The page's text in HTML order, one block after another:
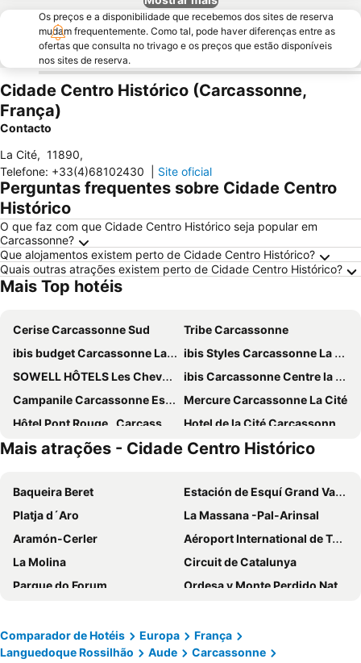
Os preços e a disponibilidade que recebemos dos sites de reserva
mudam frequentemente. Como tal, pode haver diferenças entre as
ofertas que consulta no trivago e os preços que estão disponíveis
nos sites de reserva.
Cidade Centro Histórico (Carcassonne,
França)
Contacto
La Cité, 11890,
Telefone: +33(4)68102430 Site oficial
Perguntas frequentes sobre Cidade Centro
Histórico
O que faz com que Cidade Centro Histórico seja popular em
Carcassonne?
Que alojamentos existem perto de Cidade Centro Histórico?
Quais outras atrações existem perto de Cidade Centro Histórico?
Mais Top hotéis
Cerise Carcassonne Sud
Tribe Carcassonne
ibis budget Carcassonne La Cité
ibis Styles Carcassonne La Cité
SOWELL HÔTELS Les Chevaliers
ibis Carcassonne Centre la Cité
Campanile Carcassonne Est - La Cité
Mercure Carcassonne La Cité
Hôtel Pont Rouge , Carcassonne
Hotel de la Cité Carcassonne - MGallery Collection
Premiere Classe Carcassonne
Brit Hotel Bosquet
Hôtel Le Donjon - Coeur de la Cité Médiévale
Hotel Du Pont Vieux
ibis budget Carcassonne Airport
B&B HOTEL Carcassonne Rocadest La Cité
La Maison de Jean by Maison Bacou
Au Royal Hotel
Hotel Espace Cite
Hotel De La Bastide
Hotel Astoria
Hôtel Montmorency & Spa
Kyriad Carcassonne - Aéroport
Audotel
Hôtel du Roi & Spa by Sowell Collection
Hotel du Roi & Spa by SOWELL COLLECTION
Mais atrações - Cidade Centro Histórico
Baqueira Beret
Estación de Esquí Grand Valira
Platja d´Aro
La Massana -Pal-Arinsal
Aramón-Cerler
Aéroport International de Toulouse Blagnac
La Molina
Circuit de Catalunya
Parque do Forum
Ordesa y Monte Perdido National Park
Le Village naturiste
Praia de Lloret
Castelo
Capitole Toulouse
Comparador de Hotéis Europa
França
Languedoque Rossilhão
Aude
Carcassonne